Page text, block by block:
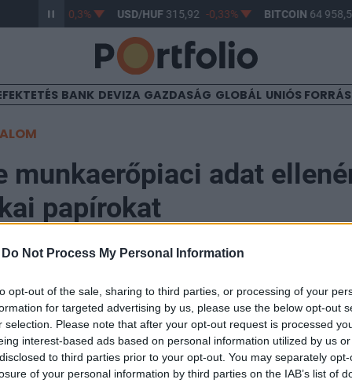
Do Not Process My Personal Information
opt-out of the sale, sharing to third parties, or processing of your
for targeted advertising by us, please use the below opt-out
selection. Please note that after your opt-out request is processed
interest-based ads based on personal information utilized by us
to third parties prior to your opt-out. You may separately
of your personal information by third parties on the IAB’s list of
364,32 -0,3% USD/HUF 315,92 -0,33% BITCOIN64 958,52
BANK DEVIZA GAZDASÁG GLOBÁL UNIÓS
munkaerőpiaci adat
papírokat
nélkül pluszban várakoznak a vezető tengerentúli
szezon elején. Lezajlott délután az EKB
0,75 százalékon hagyta az alapkamatot, az
megfelelően. Amerikából is érkezett egy fontos